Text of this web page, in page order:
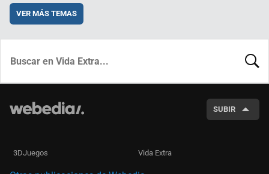
VER MÁS TEMAS
SUBIR
3DJuegos Vida Extra